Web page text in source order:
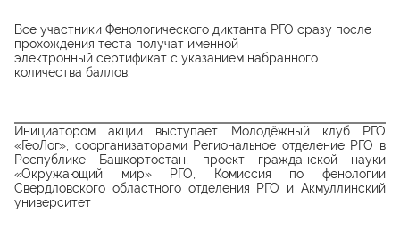
Все участники Фенологического диктанта РГО сразу после
прохождения теста получат именной
электронный сертификат с указанием набранного
количества баллов.
Инициатором акции выступает Молодёжный клуб РГО
«ГеоЛог», соорганизаторами Региональное отделение РГО в
Республике Башкортостан, проект гражданской науки
«Окружающий мир» РГО, Комиссия по фенологии
Свердловского областного отделения РГО и Акмуллинский
университет